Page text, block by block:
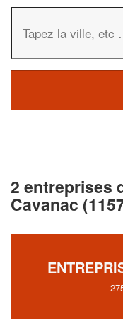
2 entreprises
Cavanac
✕
vos